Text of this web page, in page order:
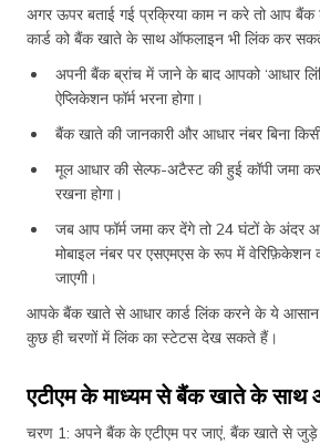
अगर ऊपर बताई गई प्रक्रिया काम न करे तो आप
कार्ड को बैंक खाते के साथ ऑफलाइन भी लिंक कर
अपनी बैंक ब्रांच में जाने के बाद आपको ‘आधार
ऐप्लिकेशन फॉर्म भरना होगा।
बैंक खाते की जानकारी और आधार नंबर बिना
मूल आधार की सेल्फ-अटैस्ट की हुई कॉपी जमा
रखना होगा।
जब आप फॉर्म जमा कर देंगे तो 24 घंटों के अंदर
मोबाइल नंबर पर एसएमएस के रूप में वेरिफ़िकेशन
जाएगी।
आपके बैंक खाते से आधार कार्ड लिंक करने के ये
कुछ ही चरणों में लिंक का स्टेटस देख सकते हैं।
एटीएम के माध्यम से बैंक खाते के
चरण 1: अपने बैंक के एटीएम पर जाएं, बैंक खाते से जुड़े